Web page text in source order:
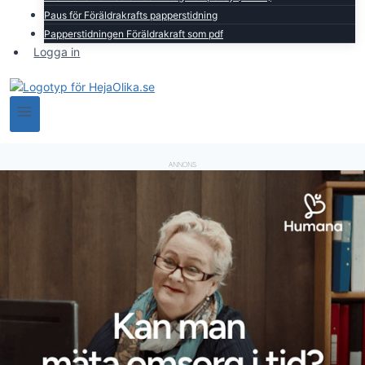
Paus för Föräldrakrafts papperstidning
Papperstidningen Föräldrakraft som pdf
Logga in
ANNONS